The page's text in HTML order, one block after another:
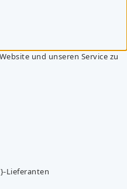
und unseren Service zu
Lieferanten